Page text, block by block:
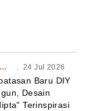
INSPIRASI INDONESIA 24 Jul 2026
Baru DIY
Desain
Terinspirasi